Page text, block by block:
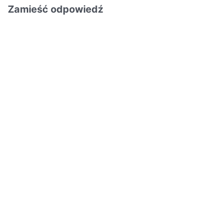
Zamieść odpowiedź